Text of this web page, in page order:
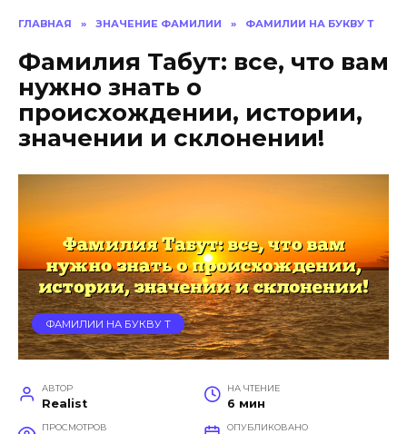
ГЛАВНАЯ » ЗНАЧЕНИЕ ФАМИЛИИ » ФАМИЛИИ НА БУКВУ Т
Фамилия Табут: все, что вам
нужно знать о
происхождении, истории,
значении и склонении!
ФАМИЛИИ НА БУКВУ Т
АВТОР
Realist
НА ЧТЕНИЕ
6 мин
ПРОСМОТРОВ ОПУБЛИКОВАНО